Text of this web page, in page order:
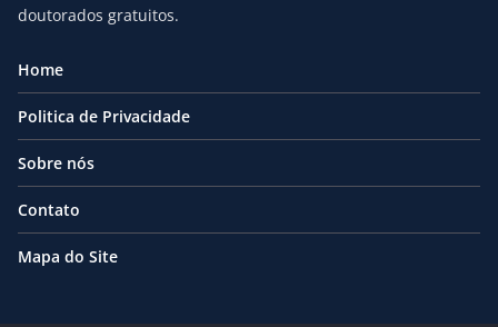
doutorados gratuitos.
Home
Politica de Privacidade
Sobre nós
Contato
Mapa do Site